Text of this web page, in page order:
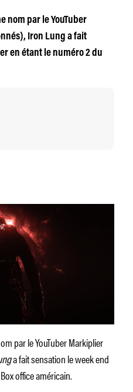
nom par le YouTuber
Iron Lung a fait
en étant le numéro 2 du
par le YouTuber Markiplier
a fait sensation le week end
office américain.